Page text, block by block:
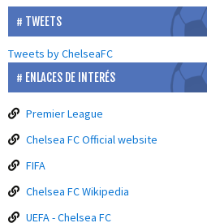
TWEETS
Tweets by ChelseaFC
ENLACES DE INTERÉS
Premier League
Chelsea FC Official website
FIFA
Chelsea FC Wikipedia
UEFA - Chelsea FC